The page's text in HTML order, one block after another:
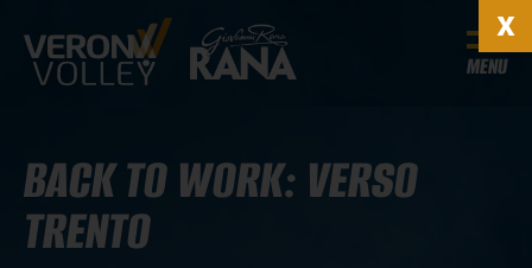
MENU
BACK TO WORK: VERSO
TRENTO